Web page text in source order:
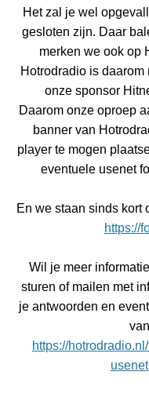
Het zal je wel
gesloten zijn. Daar
merken we ook op
Hotrodradio is
onze sponsor
Daarom onze oproep
banner van
player te mogen
eventuele usenet
En we staan sinds kort
https://
Wil je meer
sturen of mailen met
je antwoorden en
https://